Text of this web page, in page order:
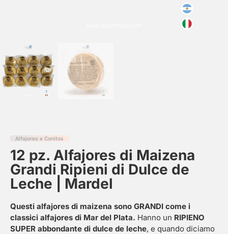
Alfajores e Conitos
12 pz. Alfajores di Maizena
Grandi Ripieni di Dulce de
Leche | Mardel
Questi alfajores di maizena sono GRANDI come i
classici alfajores di Mar del Plata. Hanno un RIPIENO
SUPER abbondante di dulce de leche, e quando diciamo